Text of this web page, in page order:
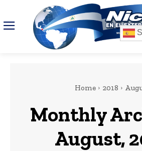
Home 2018
Monthly
August,